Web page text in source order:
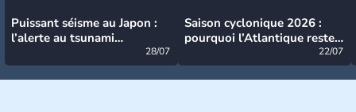
Puissant séisme au Japon :
l’alerte au tsunami
28/07
Saison cyclonique 2026 :
pourquoi l’Atlantique reste
22/07